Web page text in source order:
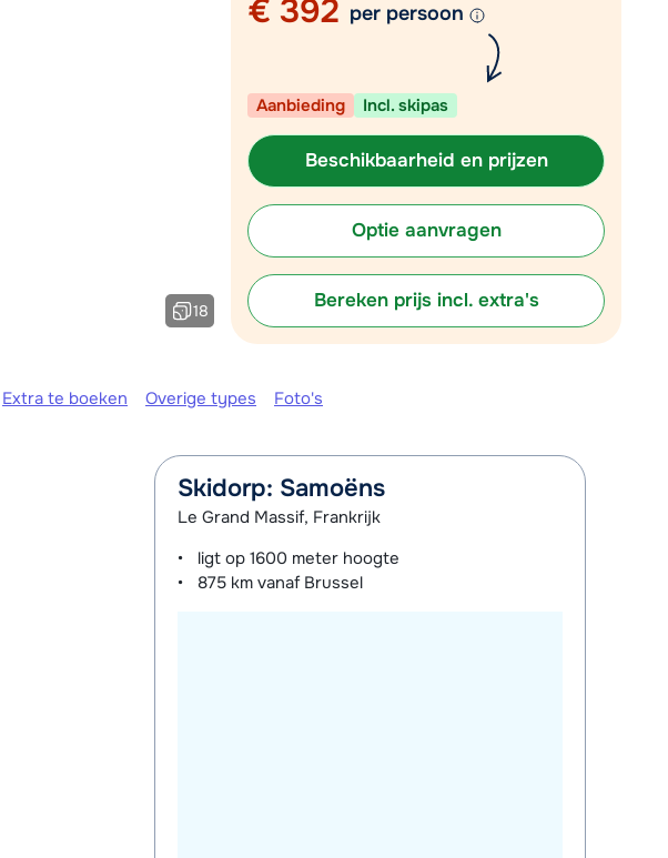
Plan een terugbelverzoek
Chat met wintersportspecialist
Bel ons via 03 3037838
18
€ 392 per persoon
Aanbieding Incl. skipas
Beschikbaarheid en prijzen
Optie aanvragen
Bereken prijs incl. extra's
Extra te boeken Overige types Foto's
Skidorp: Samoëns
Le Grand Massif, Frankrijk
ligt op1600 meter hoogte
875 km vanaf Brussel